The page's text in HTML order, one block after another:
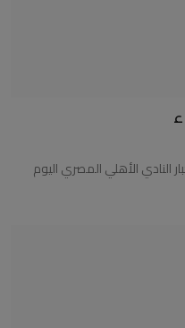
النادي الأهلي المصري اليوم